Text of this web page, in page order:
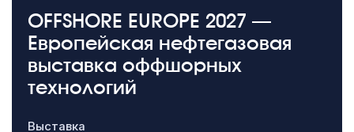
OFFSHORE EUROPE 2027 —
Европейская нефтегазовая
выставка оффшорных
технологий
Выставка